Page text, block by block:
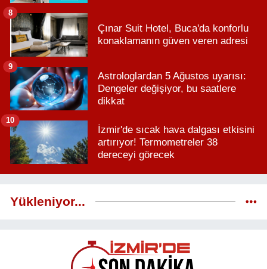
Çınar Suit Hotel, Buca'da konforlu
konaklamanın güven veren adresi
8
Astrologlardan 5 Ağustos uyarısı:
Dengeler değişiyor, bu saatlere
dikkat
9
İzmir'de sıcak hava dalgası etkisini
artırıyor! Termometreler 38
dereceyi görecek
10
Yükleniyor...